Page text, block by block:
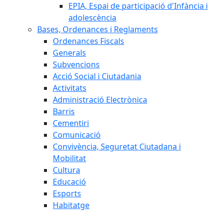
EPIA, Espai de participació d'Infància i
adolescència
Bases, Ordenances i Reglaments
Ordenances Fiscals
Generals
Subvencions
Acció Social i Ciutadania
Activitats
Administració Electrònica
Barris
Cementiri
Comunicació
Convivència, Seguretat Ciutadana i
Mobilitat
Cultura
Educació
Esports
Habitatge